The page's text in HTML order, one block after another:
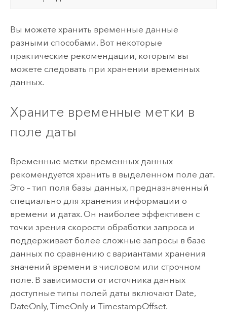
Вы можете хранить временные данные
разными способами. Вот некоторые
практические рекомендации, которым вы
можете следовать при хранении временных
данных.
Храните временные метки в
поле даты
Временные метки временных данных
рекомендуется хранить в выделенном поле дат.
Это – тип поля базы данных, предназначенный
специально для хранения информации о
времени и датах. Он наиболее эффективен с
точки зрения скорости обработки запроса и
поддерживает более сложные запросы в базе
данных по сравнению с вариантами хранения
значений времени в числовом или строчном
поле. В зависимости от источника данных
доступные типы полей даты включают Date,
DateOnly, TimeOnly и TimestampOffset.